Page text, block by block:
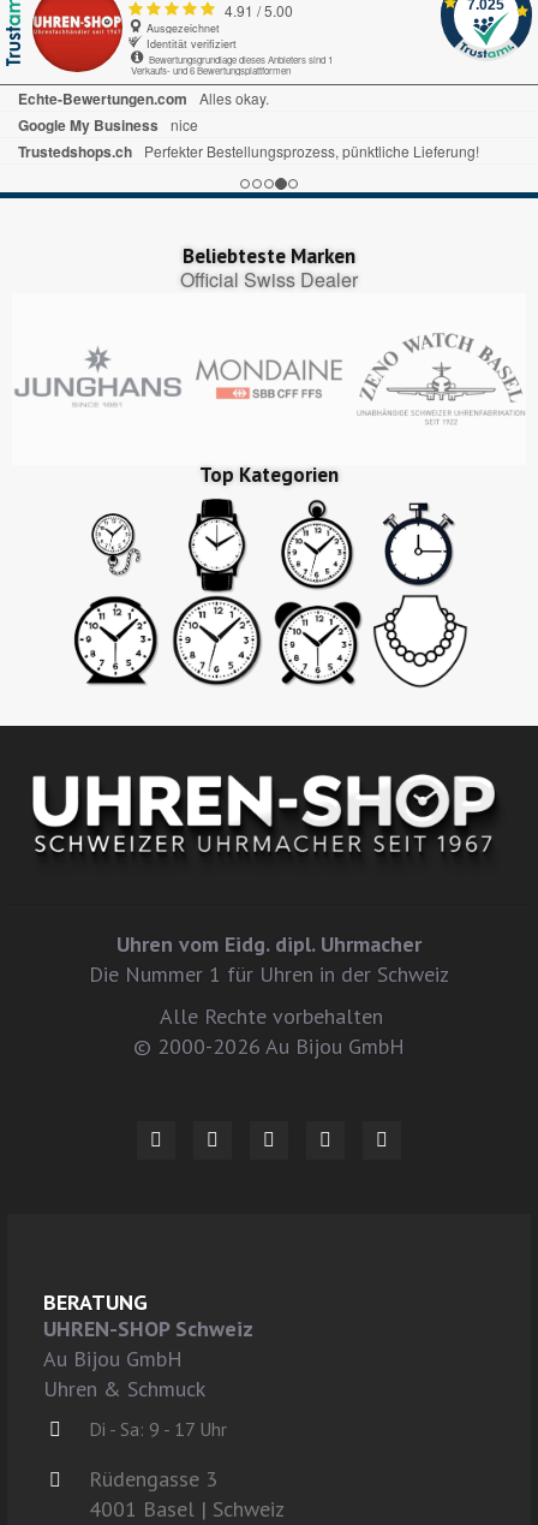
4.91 /5.00
Ausgezeichnet
Identität verifiziert
Bewertungsgrundlage dieses Anbieters sind 1
Verkaufs- und 6 Bewertungsplattformen
7.025
Echte-Bewertungen.com Alles okay.
Google My Business nice
Trustedshops.ch Perfekter Bestellungsprozess, pünktliche Lieferung!
Beliebteste Marken
Official Swiss Dealer
Top Kategorien
Uhren vom Eidg. dipl. Uhrmacher
Die Nummer 1 für Uhren in der Schweiz
Alle Rechte vorbehalten
© 2000-2026 Au Bijou GmbH
BERATUNG
UHREN-SHOP Schweiz
Au Bijou GmbH
Uhren & Schmuck
Di - Sa: 9 - 17 Uhr
Rüdengasse 3
4001 Basel | Schweiz